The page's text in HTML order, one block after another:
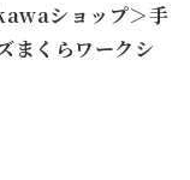
ショップ＞手
まくらワークシ